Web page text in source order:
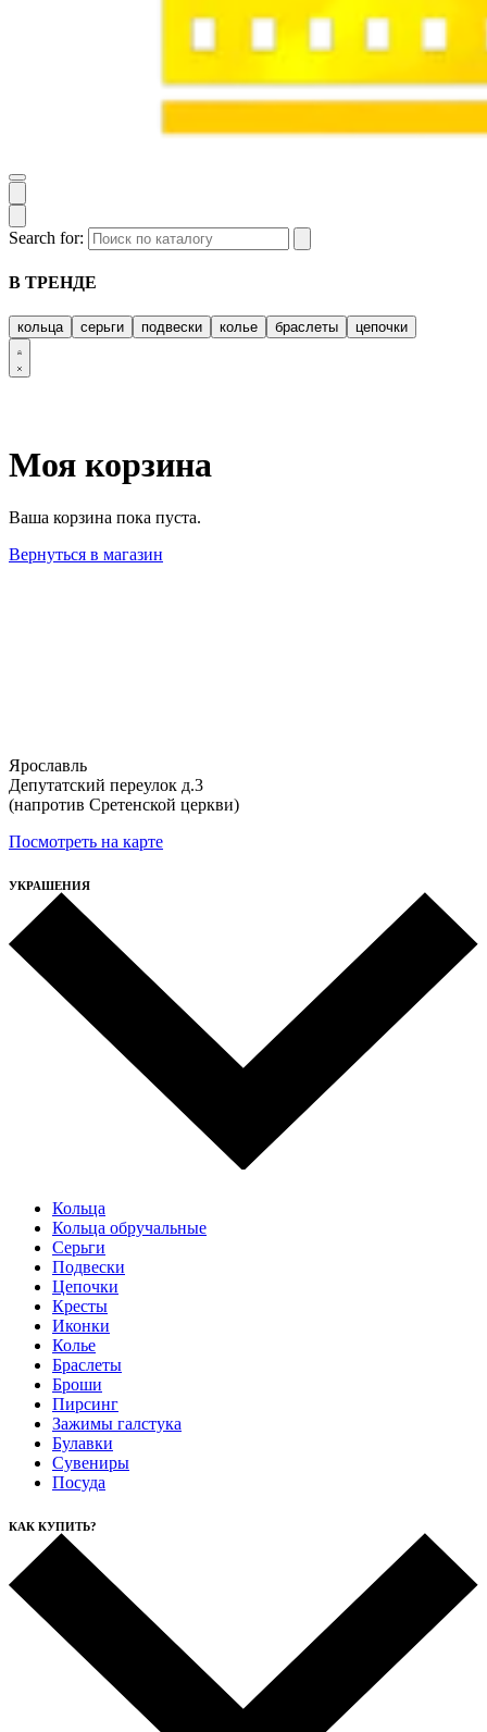
Search for:
В ТРЕНДЕ
кольца серьги подвески колье браслеты цепочки
Моя корзина
Ваша корзина пока пуста.
Вернуться в магазин
Ярославль
Депутатский переулок д.3
(напротив Сретенской церкви)
Посмотреть на карте
УКРАШЕНИЯ
Кольца
Кольца обручальные
Серьги
Подвески
Цепочки
Кресты
Иконки
Колье
Браслеты
Броши
Пирсинг
Зажимы галстука
Булавки
Сувениры
Посуда
КАК КУПИТЬ?